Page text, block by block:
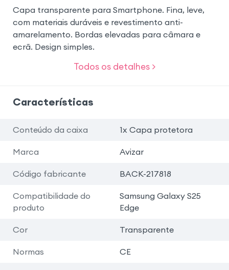
Capa transparente para Smartphone. Fina, leve,
com materiais duráveis e revestimento anti-
amarelamento. Bordas elevadas para câmara e
ecrã. Design simples.
Todos os detalhes >
Características
Conteúdo da caixa 1x Capa protetora
Marca Avizar
Código fabricante BACK-217818
Compatibilidade do
produto
Samsung Galaxy S25
Edge
Cor Transparente
Normas CE